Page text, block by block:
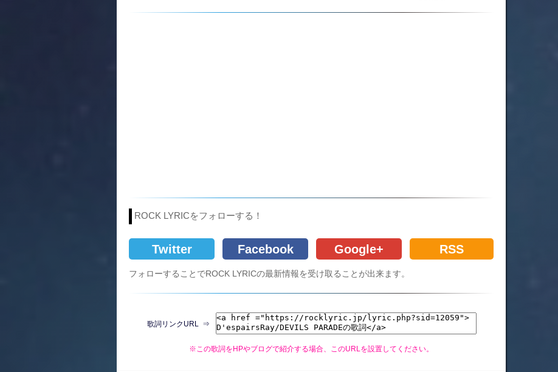
ROCK LYRICをフォローする！
Twitter Facebook Google+ RSS
フォローすることでROCK LYRICの最新情報を受け取ることが出来ます。
歌詞リンクURL ⇒
※この歌詞をHPやブログで紹介する場合、このURLを設置してください。